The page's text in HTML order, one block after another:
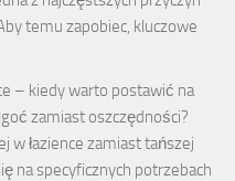
temu zapobiec, kluczowe
– kiedy warto postawić na
zamiast oszczędności?
w łazience zamiast tańszej
na specyficznych potrzebach